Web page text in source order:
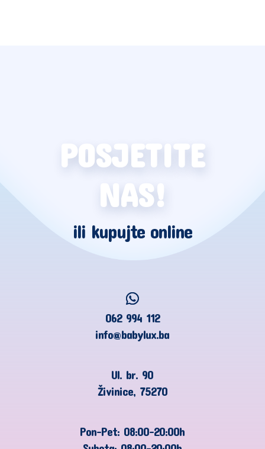
POSJETITE
NAS!
ili kupujte online
062 994 112
info@babylux.ba
Ul. br. 90
Živinice, 75270
Pon-Pet: 08:00-20:00h